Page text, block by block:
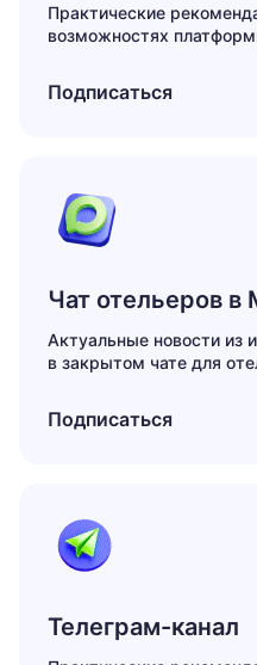
Практические
возможностях
Подписаться
Чат отельеров в
Актуальные новости из
в закрытом чате для
Подписаться
Телеграм-канал